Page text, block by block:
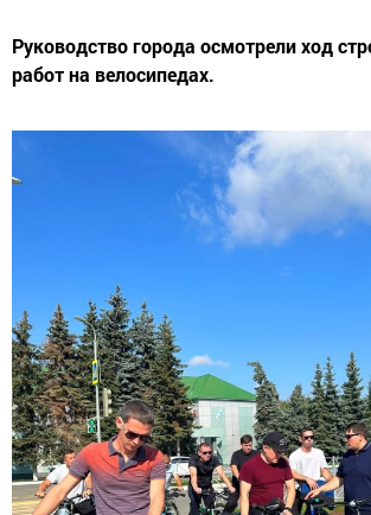
Руководство города осмотрели ход
работ на велосипедах.